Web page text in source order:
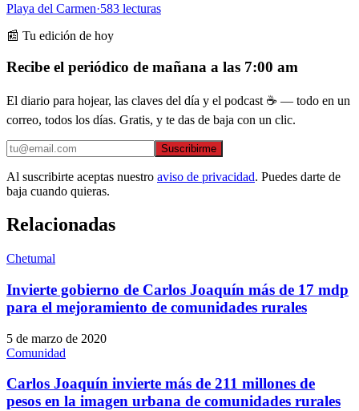
Playa del Carmen·583 lecturas
📰 Tu edición de hoy
Recibe el periódico de mañana a las 7:00 am
El diario para hojear, las claves del día y el podcast ☕ — todo en un
correo, todos los días. Gratis, y te das de baja con un clic.
Suscribirme
Al suscribirte aceptas nuestro aviso de privacidad. Puedes darte de
baja cuando quieras.
Relacionadas
Chetumal
Invierte gobierno de Carlos Joaquín más de 17 mdp
para el mejoramiento de comunidades rurales
5 de marzo de 2020
Comunidad
Carlos Joaquín invierte más de 211 millones de
pesos en la imagen urbana de comunidades rurales